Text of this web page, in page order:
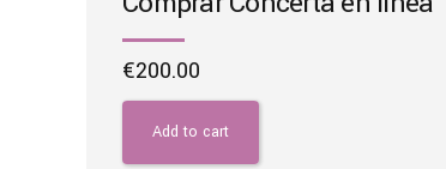
€200.00
Add to cart